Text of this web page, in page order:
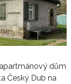
dům
Český Dub na